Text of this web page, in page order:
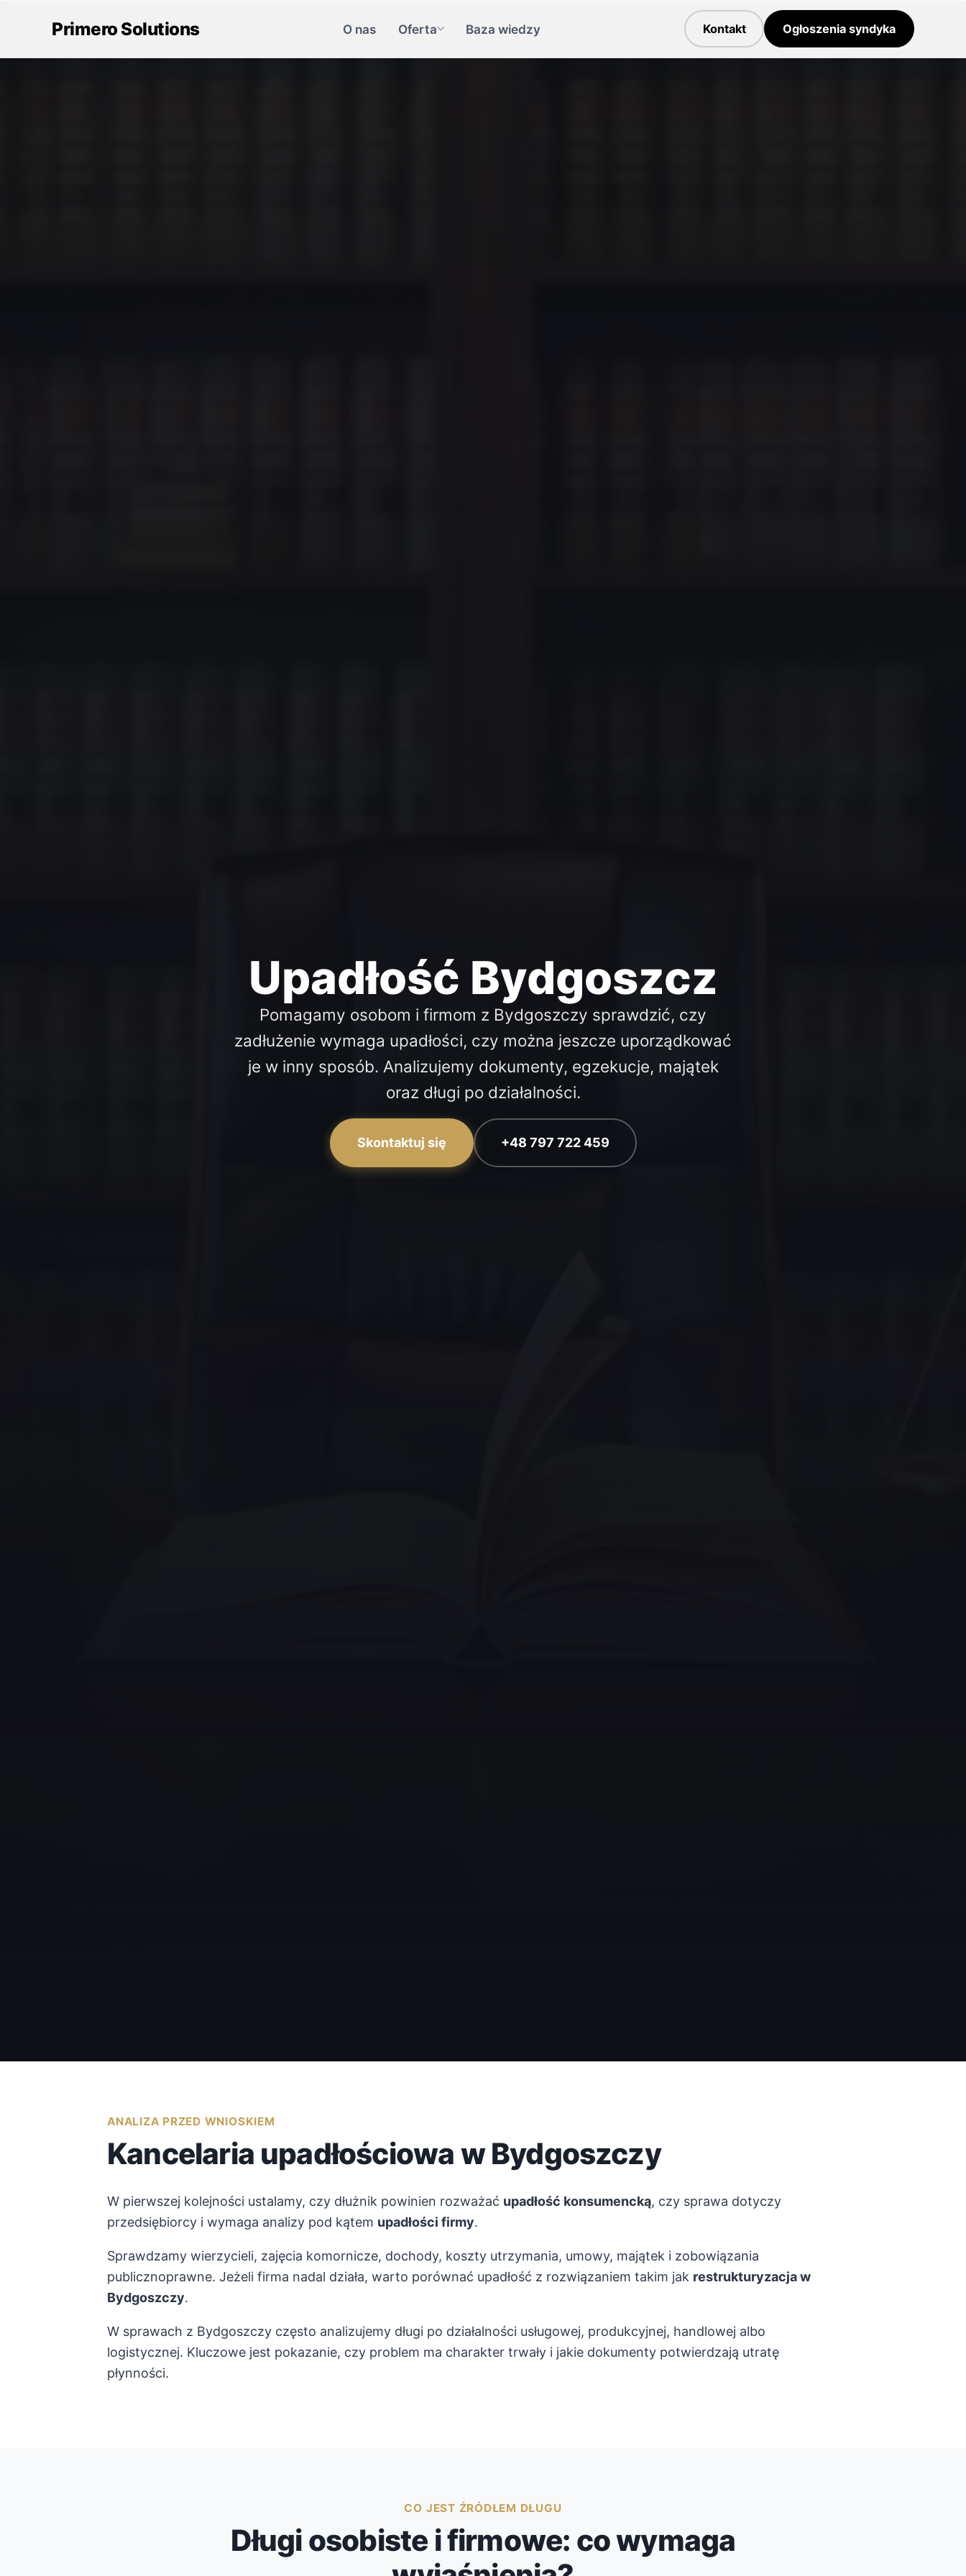
Primero Solutions O nas Oferta Baza wiedzy Kontakt Ogłoszenia syndyka
Upadłość Bydgoszcz
Pomagamy osobom i firmom z Bydgoszczy sprawdzić, czy
zadłużenie wymaga upadłości, czy można jeszcze uporządkować
je w inny sposób. Analizujemy dokumenty, egzekucje, majątek
oraz długi po działalności.
Skontaktuj się +48 797 722 459
ANALIZA PRZED WNIOSKIEM
Kancelaria upadłościowa w Bydgoszczy
W pierwszej kolejności ustalamy, czy dłużnik powinien rozważać upadłość konsumencką, czy sprawa dotyczy
przedsiębiorcy i wymaga analizy pod kątem upadłości firmy.
Sprawdzamy wierzycieli, zajęcia komornicze, dochody, koszty utrzymania, umowy, majątek i zobowiązania
publicznoprawne. Jeżeli firma nadal działa, warto porównać upadłość z rozwiązaniem takim jak restrukturyzacja w
Bydgoszczy.
W sprawach z Bydgoszczy często analizujemy długi po działalności usługowej, produkcyjnej, handlowej albo
logistycznej. Kluczowe jest pokazanie, czy problem ma charakter trwały i jakie dokumenty potwierdzają utratę
płynności.
CO JEST ŹRÓDŁEM DŁUGU
Długi osobiste i firmowe: co wymaga